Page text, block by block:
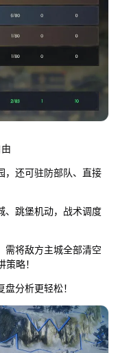
，还可驻防部队、直接
、跳堡机动，战术调度
将敌方主城全部清空
略！
分析更轻松！